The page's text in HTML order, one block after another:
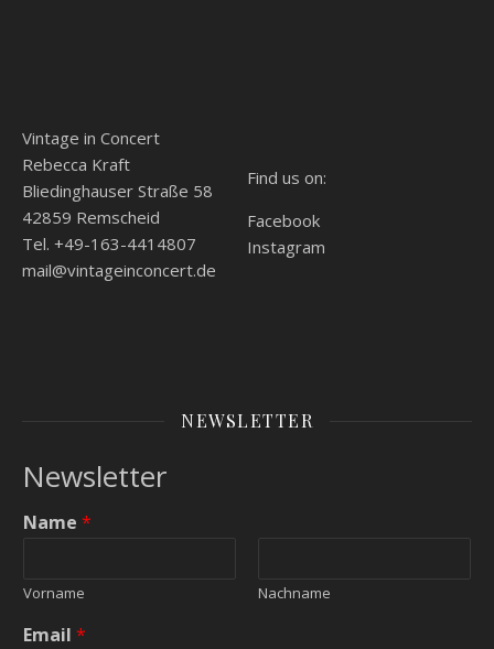
Vintage in Concert
Rebecca Kraft
Bliedinghauser Straße 58
42859 Remscheid
Tel. +49-163-4414807
mail@vintageinconcert.de
Find us on:
Facebook
Instagram
NEWSLETTER
Newsletter
Name *
Vorname Nachname
Email *